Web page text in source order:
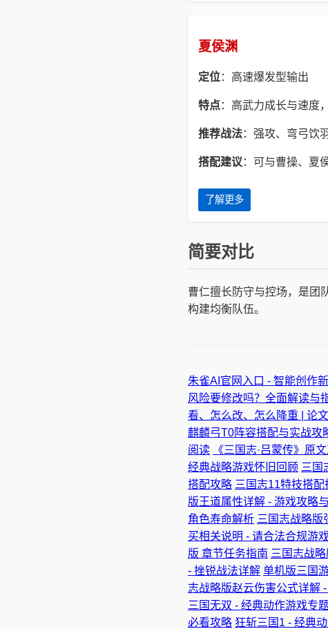
夏侯渊
定位：高速爆发型输出
特点：高武力成长与速度
推荐战法：强攻、弯弓饮
搭配建议 ：可与曹操、夏
了解更多
简要对比
曹仁擅长防守与控场，是团
构建均衡队伍。
朱雀AI官网入口 - 智能创作
风险要修改吗？全面解读与
看、怎么改、怎么降重 | 论
麒麟弓T0阵容搭配与实战攻
阅读
《三国志·吕蒙传》原
经典战略游戏怀旧回顾 三国
搭配攻略 三国志11特技搭
版王道属性详解 - 游戏攻略
角色寿命解析 三国志战略版
买相关说明 - 请合法合规游
版 章节任务指南 三国志战
- 挫锐战法详解 单机版三国
志战略版赵云伤害公式详解
三国无双 - 经典动作游戏专题
必看攻略 狂斩三国1 - 经典